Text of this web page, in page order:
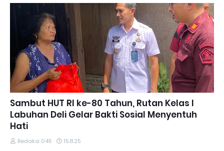
Sambut HUT RI ke-80 Tahun, Rutan Kelas I
Labuhan Deli Gelar Bakti Sosial Menyentuh
Hati
Redaksi 045 15.8.25